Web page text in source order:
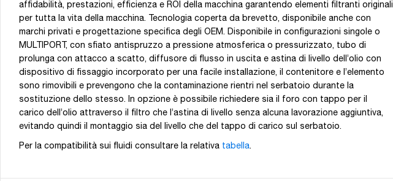
affidabilità, prestazioni, efficienza e ROI della macchina garantendo elementi filtranti originali
per tutta la vita della macchina. Tecnologia coperta da brevetto, disponibile anche con
marchi privati e progettazione specifica degli OEM. Disponibile in configurazioni singole o
MULTIPORT, con sfiato antispruzzo a pressione atmosferica o pressurizzato, tubo di
prolunga con attacco a scatto, diffusore di flusso in uscita e astina di livello dell’olio con
dispositivo di fissaggio incorporato per una facile installazione, il contenitore e l’elemento
sono rimovibili e prevengono che la contaminazione rientri nel serbatoio durante la
sostituzione dello stesso. In opzione è possibile richiedere sia il foro con tappo per il
carico dell’olio attraverso il filtro che l’astina di livello senza alcuna lavorazione aggiuntiva,
evitando quindi il montaggio sia del livello che del tappo di carico sul serbatoio.
Per la compatibilità sui fluidi consultare la relativa tabella.